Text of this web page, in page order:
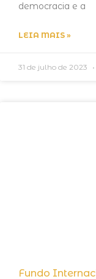
democracia e a
LEIA MAIS »
31 de julho de 2023
Fundo